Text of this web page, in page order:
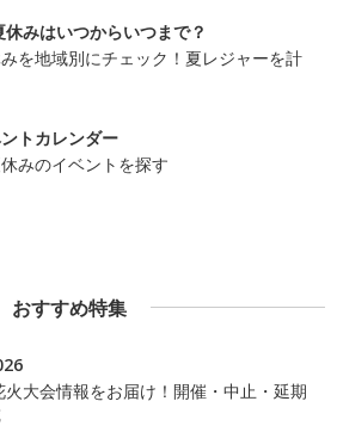
みはいつからいつまで？
を地域別にチェック！夏レジャーを計
トカレンダー
みのイベントを探す
おすすめ特集
火大会情報をお届け！開催・中止・延期